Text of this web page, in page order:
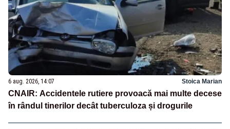
6 aug. 2026, 14:07 Stoica Marian
CNAIR: Accidentele rutiere provoacă mai multe decese
în rândul tinerilor decât tuberculoza și drogurile